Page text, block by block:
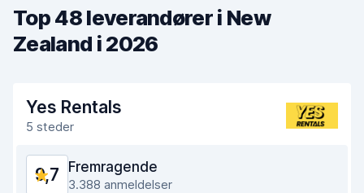
Top 48 leverandører i New
Zealand i 2026
Yes Rentals
5 steder
9,7 Fremragende
3.388 anmeldelser